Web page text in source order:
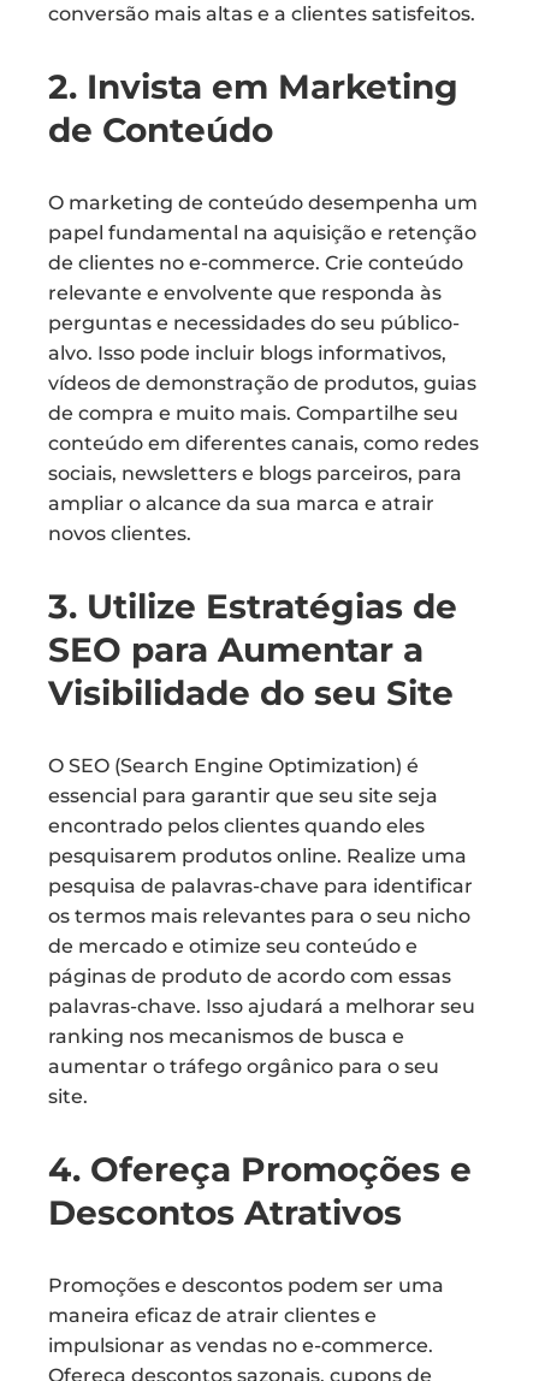
conversão mais altas e a clientes satisfeitos.
2. Invista em Marketing
de Conteúdo
O marketing de conteúdo desempenha um
papel fundamental na aquisição e retenção
de clientes no e-commerce. Crie conteúdo
relevante e envolvente que responda às
perguntas e necessidades do seu público-
alvo. Isso pode incluir blogs informativos,
vídeos de demonstração de produtos, guias
de compra e muito mais. Compartilhe seu
conteúdo em diferentes canais, como redes
sociais, newsletters e blogs parceiros, para
ampliar o alcance da sua marca e atrair
novos clientes.
3. Utilize Estratégias de
SEO para Aumentar a
Visibilidade do seu Site
O SEO (Search Engine Optimization) é
essencial para garantir que seu site seja
encontrado pelos clientes quando eles
pesquisarem produtos online. Realize uma
pesquisa de palavras-chave para identificar
os termos mais relevantes para o seu nicho
de mercado e otimize seu conteúdo e
páginas de produto de acordo com essas
palavras-chave. Isso ajudará a melhorar seu
ranking nos mecanismos de busca e
aumentar o tráfego orgânico para o seu
site.
4. Ofereça Promoções e
Descontos Atrativos
Promoções e descontos podem ser uma
maneira eficaz de atrair clientes e
impulsionar as vendas no e-commerce.
Ofereça descontos sazonais, cupons de